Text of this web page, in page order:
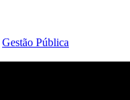
Gestão Pública